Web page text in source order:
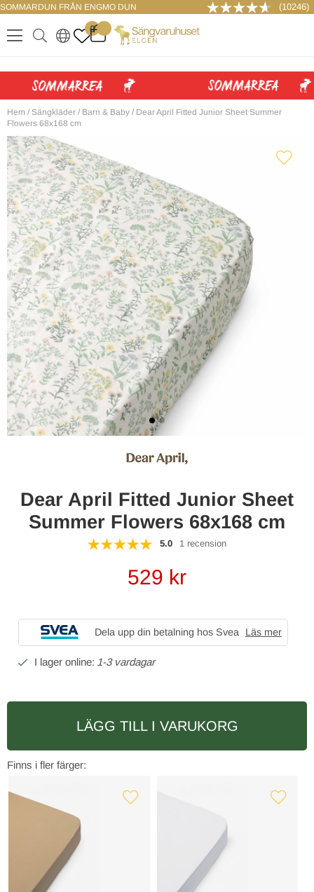
SOMMARDUN FRÅN ENGMO DUN (10246)
.
0
. ..
LOGGA IN
Hem / Sängkläder / Barn & Baby / Dear April Fitted Junior Sheet Summer
Flowers 68x168 cm
Dear April Fitted Junior Sheet
Summer Flowers 68x168 cm
5.0 1 recension
529 kr
Dela upp din betalning hos Svea Läs mer
1-3 vardagar
LÄGG TILL I VARUKORG
Finns i fler färger: